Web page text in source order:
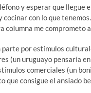
y esperar que llegue
con lo que
columna me comprometo
por estímulos
(un uruguayo pensaría
comerciales (un
que consigue el ansiado